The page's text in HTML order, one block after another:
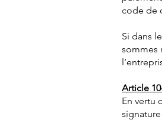
code de
Si dans
sommes
Article
En vertu